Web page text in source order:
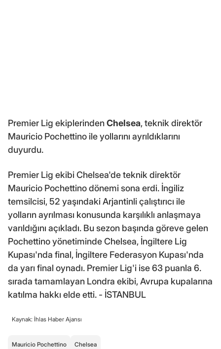
Premier Lig ekiplerindenChelsea, teknik direktör
Mauricio Pochettino ile yollarını ayrıldıklarını
duyurdu.
Premier Lig ekibi Chelsea'de teknik direktör
Mauricio Pochettino dönemi sona erdi. İngiliz
temsilcisi, 52 yaşındaki Arjantinli çalıştırıcı ile
yolların ayrılması konusunda karşılıklı anlaşmaya
varıldığını açıkladı. Bu sezon başında göreve gelen
Pochettino yönetiminde Chelsea, İngiltere Lig
Kupası'nda final, İngiltere Federasyon Kupası'nda
da yarı final oynadı. Premier Lig'i ise 63 puanla 6.
sırada tamamlayan Londra ekibi, Avrupa kupalarına
katılma hakkı elde etti. - İSTANBUL
Kaynak: İhlas Haber Ajansı
Mauricio Pochettino Chelsea